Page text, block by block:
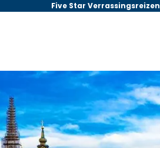
Five Star Verrassingsreizen